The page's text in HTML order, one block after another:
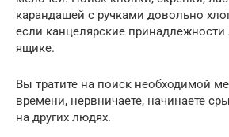
карандашей с ручками довольно
если канцелярские
ящике.
Вы тратите на поиск необходимой
времени, нервничаете, начинаете
на других людях.